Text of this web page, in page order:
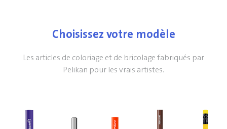
Choisissez votre modèle
Les articles de coloriage et de bricolage fabriqués par
Pelikan pour les vrais artistes.